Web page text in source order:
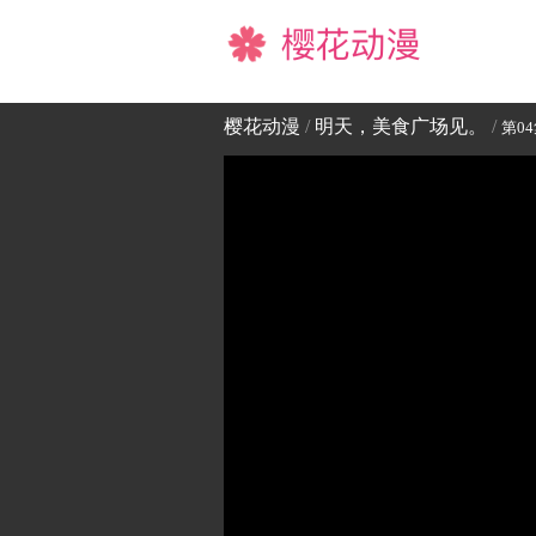
樱花动漫
樱花动漫 / 明天，美食广场见。 / 第